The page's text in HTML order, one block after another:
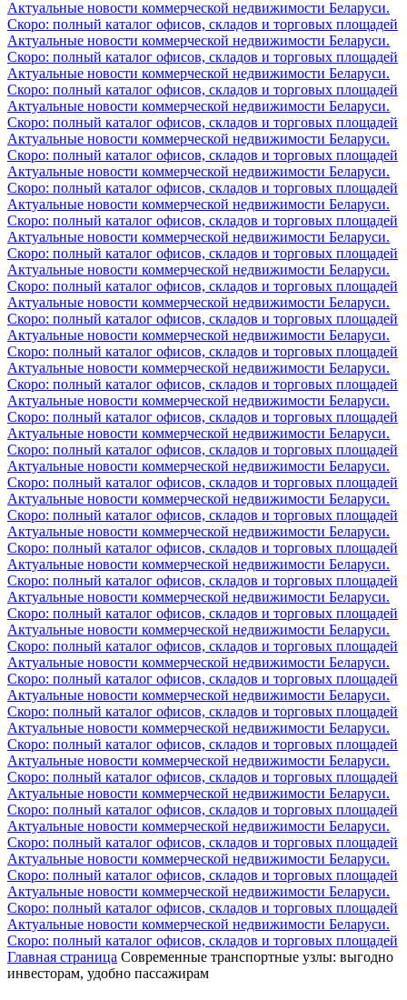
Актуальные новости коммерческой недвижимости Беларуси.
Скоро: полный каталог офисов, складов и торговых площадей
Актуальные новости коммерческой недвижимости Беларуси.
Скоро: полный каталог офисов, складов и торговых площадей
Актуальные новости коммерческой недвижимости Беларуси.
Скоро: полный каталог офисов, складов и торговых площадей
Актуальные новости коммерческой недвижимости Беларуси.
Скоро: полный каталог офисов, складов и торговых площадей
Актуальные новости коммерческой недвижимости Беларуси.
Скоро: полный каталог офисов, складов и торговых площадей
Актуальные новости коммерческой недвижимости Беларуси.
Скоро: полный каталог офисов, складов и торговых площадей
Актуальные новости коммерческой недвижимости Беларуси.
Скоро: полный каталог офисов, складов и торговых площадей
Актуальные новости коммерческой недвижимости Беларуси.
Скоро: полный каталог офисов, складов и торговых площадей
Актуальные новости коммерческой недвижимости Беларуси.
Скоро: полный каталог офисов, складов и торговых площадей
Актуальные новости коммерческой недвижимости Беларуси.
Скоро: полный каталог офисов, складов и торговых площадей
Актуальные новости коммерческой недвижимости Беларуси.
Скоро: полный каталог офисов, складов и торговых площадей
Актуальные новости коммерческой недвижимости Беларуси.
Скоро: полный каталог офисов, складов и торговых площадей
Актуальные новости коммерческой недвижимости Беларуси.
Скоро: полный каталог офисов, складов и торговых площадей
Актуальные новости коммерческой недвижимости Беларуси.
Скоро: полный каталог офисов, складов и торговых площадей
Актуальные новости коммерческой недвижимости Беларуси.
Скоро: полный каталог офисов, складов и торговых площадей
Актуальные новости коммерческой недвижимости Беларуси.
Скоро: полный каталог офисов, складов и торговых площадей
Актуальные новости коммерческой недвижимости Беларуси.
Скоро: полный каталог офисов, складов и торговых площадей
Актуальные новости коммерческой недвижимости Беларуси.
Скоро: полный каталог офисов, складов и торговых площадей
Актуальные новости коммерческой недвижимости Беларуси.
Скоро: полный каталог офисов, складов и торговых площадей
Актуальные новости коммерческой недвижимости Беларуси.
Скоро: полный каталог офисов, складов и торговых площадей
Актуальные новости коммерческой недвижимости Беларуси.
Скоро: полный каталог офисов, складов и торговых площадей
Актуальные новости коммерческой недвижимости Беларуси.
Скоро: полный каталог офисов, складов и торговых площадей
Актуальные новости коммерческой недвижимости Беларуси.
Скоро: полный каталог офисов, складов и торговых площадей
Актуальные новости коммерческой недвижимости Беларуси.
Скоро: полный каталог офисов, складов и торговых площадей
Актуальные новости коммерческой недвижимости Беларуси.
Скоро: полный каталог офисов, складов и торговых площадей
Актуальные новости коммерческой недвижимости Беларуси.
Скоро: полный каталог офисов, складов и торговых площадей
Актуальные новости коммерческой недвижимости Беларуси.
Скоро: полный каталог офисов, складов и торговых площадей
Актуальные новости коммерческой недвижимости Беларуси.
Скоро: полный каталог офисов, складов и торговых площадей
Актуальные новости коммерческой недвижимости Беларуси.
Скоро: полный каталог офисов, складов и торговых площадей
Главная страница Современные транспортные узлы: выгодно
инвесторам, удобно пассажирам